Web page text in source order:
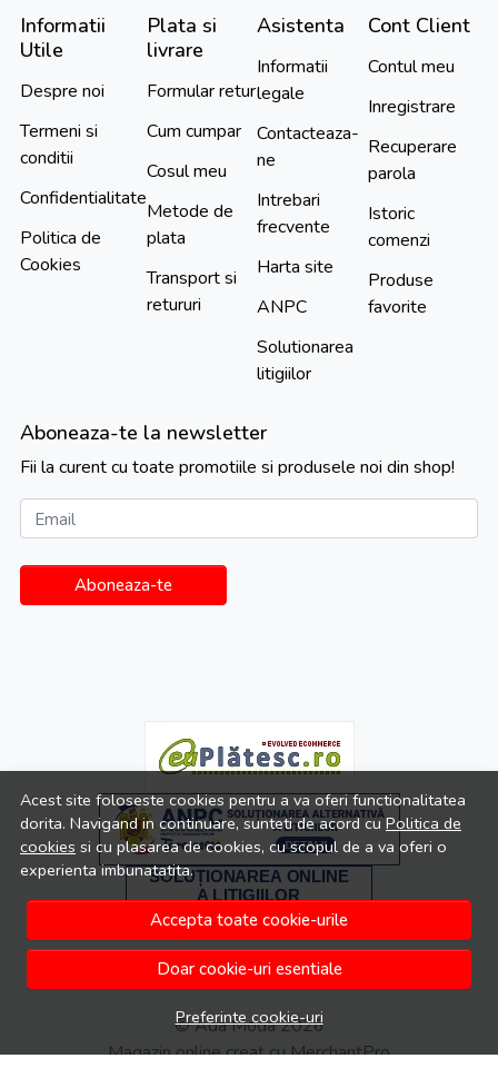
Acest site foloseste cookies pentru a va oferi functionalitatea
dorita. Navigand in continuare, sunteti de acord cuPolitica de
cookies si cu plasarea de cookies, cu scopul de a va oferi o
experienta imbunatatita.
Accepta toate cookie-urile
Doar cookie-uri esentiale
Preferinte cookie-uri
Informatii
Utile
Despre noi
Termeni si
conditii
Confidentialitate
Politica de
Cookies
Plata si
livrare
Formular retur
Cum cumpar
Cosul meu
Metode de
plata
Transport si
retururi
Asistenta
Informatii
legale
Contacteaza-
ne
Intrebari
frecvente
Harta site
ANPC
Solutionarea
litigiilor
Cont Client
Contul meu
Inregistrare
Recuperare
parola
Istoric
comenzi
Produse
favorite
Aboneaza-te la newsletter
Fii la curent cu toate promotiile si produsele noi din shop!
Email
Aboneaza-te
© Ada Moda 2026
Magazin online creat cu MerchantPro